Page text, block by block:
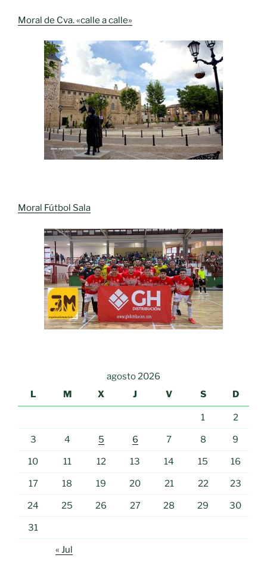
Moral de Cva. «calle a calle»
Moral Fútbol Sala
agosto 2026
L
M X J V S D
1 2
3 4 5 6 7 8 9
10 11 12 13 14 15 16
17 18 19 20 21 22 23
24 25 26 27 28 29 30
31
« Jul